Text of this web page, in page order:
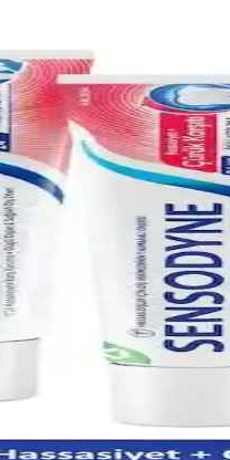
kişisel ihtiyaçlara uygun
Gerekenler ve
Düzenli kullanım ve diş
İpuçları
azaltır. Düzenli
ile Sağlıklı
engelleyerek ağız
hakkında bilgi alın,